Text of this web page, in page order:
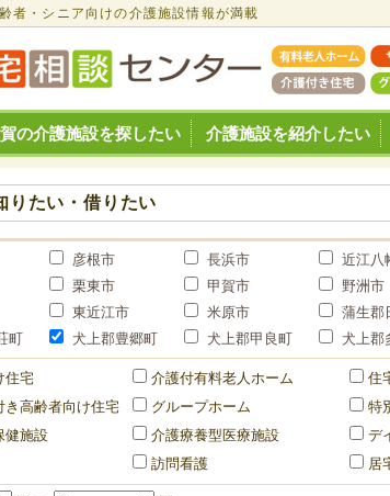
者・シニア向けの介護施設情報が満載
の介護施設を探したい 介護施設を紹介したい
りたい・借りたい
彦根市 長浜市 近江八
栗東市 甲賀市 野洲市
東近江市 米原市 蒲生郡
町
犬上郡豊郷町 犬上郡甲良町 犬上郡
住宅 介護付有料老人ホーム
住
き高齢者向け住宅
グループホーム
特
健施設
介護療養型医療施設
デ
訪問看護 居